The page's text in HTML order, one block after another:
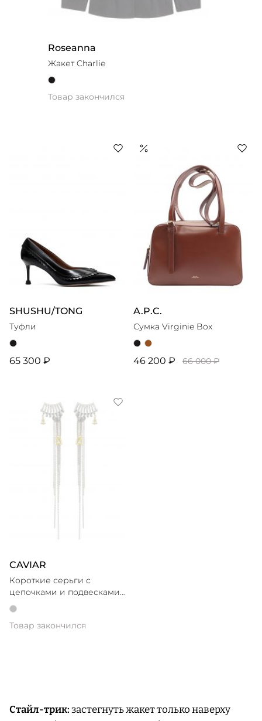
Roseanna
Жакет Charlie
Товар закончился
SHUSHU/TONG
Туфли
65 300 ₽
A.P.C.
Сумка Virginie Box
46 200 ₽ 66 000 ₽
CAVIAR
Короткие серьги с
цепочками и подвесками
из желтых фианитов
Товар закончился
Стайл-трик:застегнуть жакет только наверху